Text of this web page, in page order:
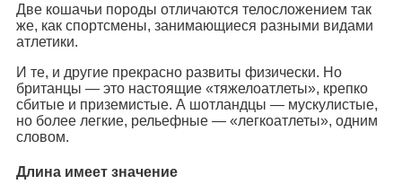
Две кошачьи породы отличаются телосложением так
же, как спортсмены, занимающиеся разными видами
атлетики.
И те, и другие прекрасно развиты физически. Но
британцы — это настоящие «тяжелоатлеты», крепко
сбитые и приземистые. А шотландцы — мускулистые,
но более легкие, рельефные — «легкоатлеты», одним
словом.
Длина имеет значение